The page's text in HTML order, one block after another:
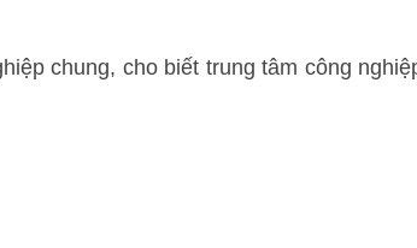
chung, cho biết trung tâm công